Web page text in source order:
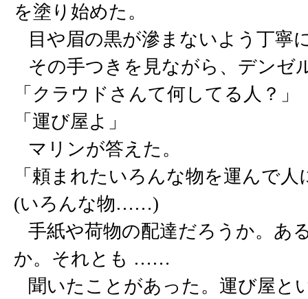
を塗り始めた。
目や眉の黒が滲まないよう丁寧
その手つきを見ながら、デンゼ
「クラウドさんて何してる人？」
「運び屋よ」
マリンが答えた。
「頼まれたいろんな物を運んで
(いろんな物……)
手紙や荷物の配達だろうか。あ
か。それとも ……
聞いたことがあった。運び屋と